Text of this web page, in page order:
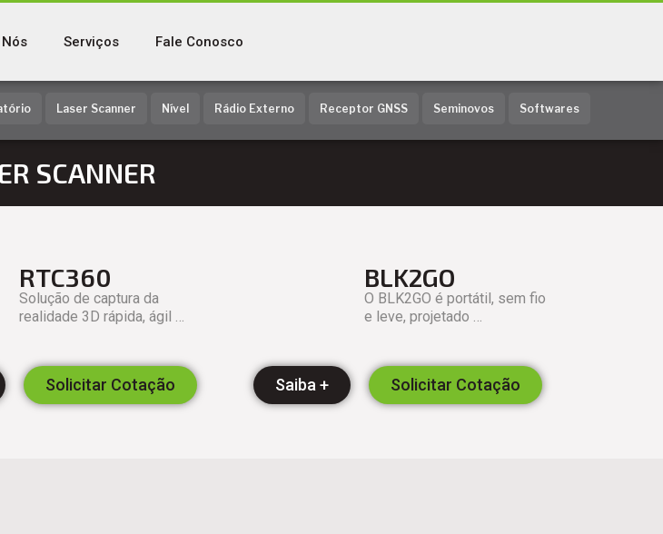
Serviços Fale Conosco
Laser Scanner Nível Rádio Externo Receptor GNSS Seminovos Softwares
SCANNER
RTC360
Solução de captura da
realidade 3D rápida, ágil …
Solicitar Cotação
BLK2GO
O BLK2GO é portátil, sem fio
e leve, projetado …
Saiba + Solicitar Cotação